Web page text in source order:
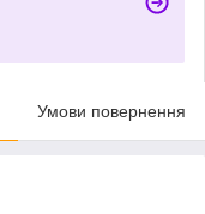
Умови повернення